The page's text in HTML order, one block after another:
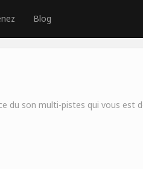
Blog
du son multi-pistes qui vous est